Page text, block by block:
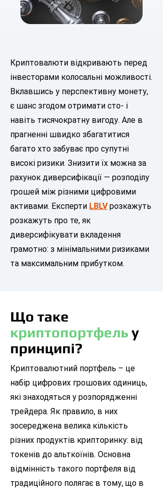
Криптовалюти відкривають перед
інвесторами колосальні можливості.
Вклавшись у перспективну монету,
є шанс згодом отримати сто- і
навіть тисячократну вигоду. Але в
прагненні швидко збагатитися
багато хто забуває про супутні
високі ризики. Знизити їх можна за
рахунок диверсифікації — розподілу
грошей між різними цифровими
активами. Експерти LBLVрозкажуть
розкажуть про те, як
диверсифікувати вкладення
грамотно: з мінімальними ризиками
та максимальним прибутком.
Що таке
криптопортфель у
принципі?
Криптовалютний портфель – це
набір цифрових грошових одиниць,
які знаходяться у розпорядженні
трейдера. Як правило, в них
зосереджена велика кількість
різних продуктів крипторинку: від
токенів до альткоїнів. Основна
відмінність такого портфеля від
традиційного полягає в тому, що в